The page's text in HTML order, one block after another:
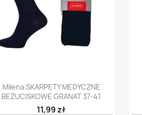
Szybki podgląd
Milena SKARPETY MEDYCZNE
BEZUCISKOWE GRANAT 37-41
11,99 zł